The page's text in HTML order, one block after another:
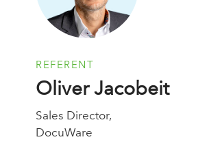
REFERENT
Oliver Jacobeit
Sales Director,
DocuWare